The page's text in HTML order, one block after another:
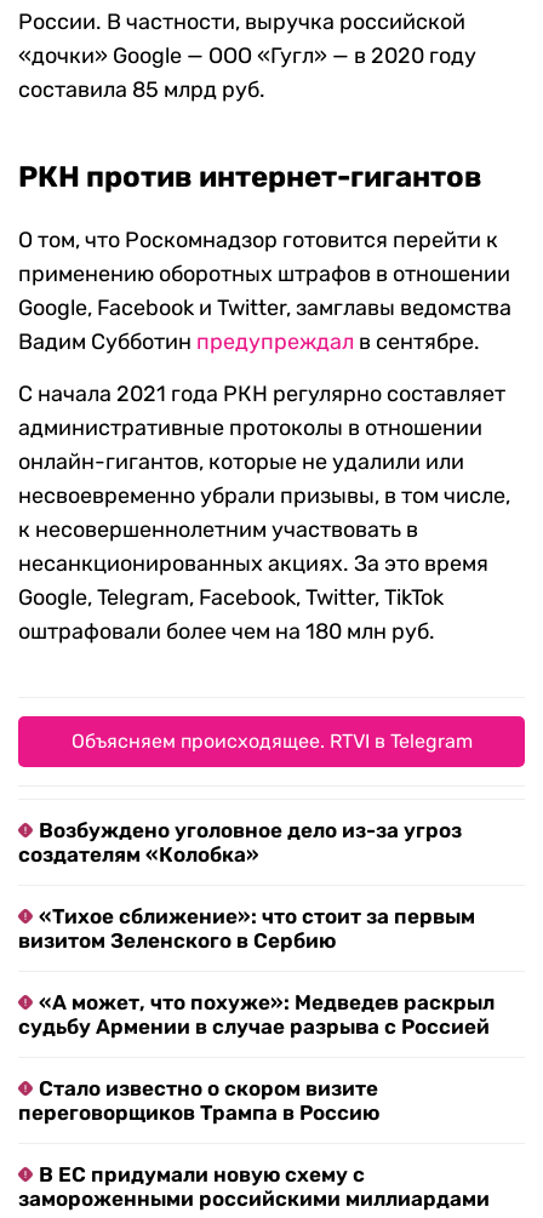
России. В частности, выручка российской
«дочки» Google — ООО «Гугл» — в 2020 году
составила 85 млрд руб.
РКН против интернет-гигантов
О том, что Роскомнадзор готовится перейти к
применению оборотных штрафов в отношении
Google, Facebook и Twitter, замглавы ведомства
Вадим Субботин предупреждал в сентябре.
С начала 2021 года РКН регулярно составляет
административные протоколы в отношении
онлайн-гигантов, которые не удалили или
несвоевременно убрали призывы, в том числе,
к несовершеннолетним участвовать в
несанкционированных акциях. За это время
Google, Telegram, Facebook, Twitter, TikTok
оштрафовали более чем на 180 млн руб.
Объясняем происходящее. RTVI в Telegram
Возбуждено уголовное дело из-за угроз
создателям «Колобка»
«Тихое сближение»: что стоит за первым
визитом Зеленского в Сербию
«А может, что похуже»: Медведев раскрыл
судьбу Армении в случае разрыва с Россией
Стало известно о скором визите
переговорщиков Трампа в Россию
В ЕС придумали новую схему с
замороженными российскими миллиардами